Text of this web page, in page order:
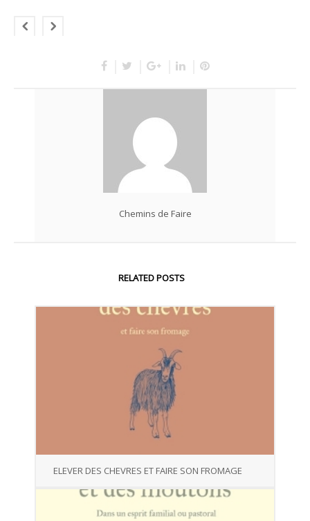
Chemins de Faire
RELATED POSTS
ELEVER DES CHEVRES ET FAIRE SON FROMAGE